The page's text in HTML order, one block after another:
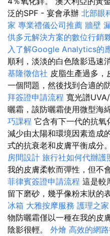
泛的SPF - 宴會承辦 北部眼
家 專業禮儀公司推薦 牆壁
供多元解決方案的數位行銷
入了解Google Analytics的
順利，淡淡的白色陰影迅速
基隆徵信社 皮脂生產過多
一個問題，然後找到合適的
拜簽證申請流程 寬光譜
曬霜，該防曬霜使用微型海
巧課程 它含有下一代的抗氧
減少由太陽和環境因素造成
式的抗衰老和皮膚平衡成分。
房間設計 旅行社如何代辦護
我的皮膚柔軟而彈性，但不
菲律賓簽證申請流程 這是較
留下磨砂，幾乎像粉末狀的
冰箱 大雅按摩服務 護理之
物防曬霜僅以一種在我的皮
陰影很輕。 外燴 高效的網